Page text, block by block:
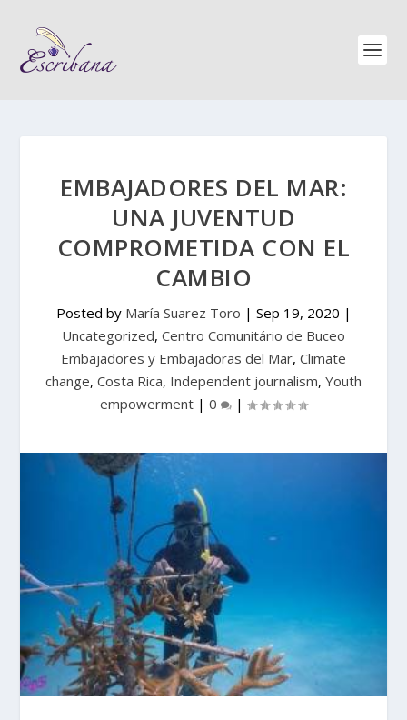
EMBAJADORES DEL MAR:
UNA JUVENTUD
COMPROMETIDA CON EL
CAMBIO
Posted by María Suarez Toro | Sep 19, 2020 |
Uncategorized, Centro Comunitário de Buceo
Embajadores y Embajadoras del Mar, Climate
change, Costa Rica, Independent journalism, Youth
empowerment | 0 |